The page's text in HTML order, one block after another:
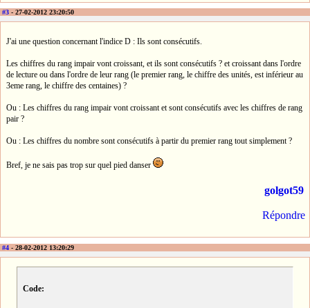
#3 - 27-02-2012 23:20:50
J'ai une question concernant l'indice D : Ils sont consécutifs.
Les chiffres du rang impair vont croissant, et ils sont consécutifs ? et croissant dans l'ordre
de lecture ou dans l'ordre de leur rang (le premier rang, le chiffre des unités, est inférieur au
3eme rang, le chiffre des centaines) ?
Ou : Les chiffres du rang impair vont croissant et sont consécutifs avec les chiffres de rang
pair ?
Ou : Les chiffres du nombre sont consécutifs à partir du premier rang tout simplement ?
Bref, je ne sais pas trop sur quel pied danser
golgot59
Répondre
#4 - 28-02-2012 13:20:29
Code: